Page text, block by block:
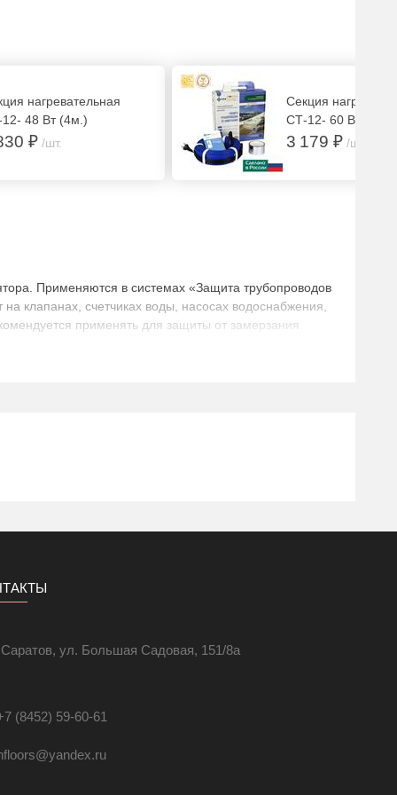
нагревательная
48 Вт (4м.)
₽ /шт.
Секция
СТ-12- 60 Вт (5м.)
3 179 ₽ /шт.
Применяются в системах «Защита трубопроводов
клапанах, счетчиках воды, насосах водоснабжения,
применять для защиты от замерзания
Саратов, ул. Большая Садовая, 151/8а
(8452) 59-60-61